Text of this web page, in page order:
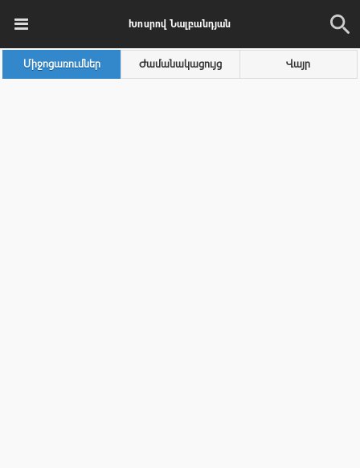
Խոսրով Նալբանդյան
Միջոցառումներ Ժամանակացույց Վայր